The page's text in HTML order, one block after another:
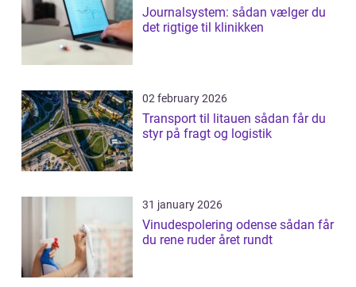
Journalsystem: sådan vælger du
det rigtige til klinikken
02 february 2026
Transport til litauen sådan får du
styr på fragt og logistik
31 january 2026
Vinudespolering odense sådan får
du rene ruder året rundt